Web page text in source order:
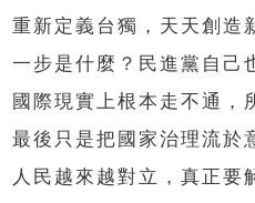
重新定義台獨，天天創造
一步是什麼？民進黨自己
國際現實上根本走不通，
最後只是把國家治理流於
人民越來越對立，真正要